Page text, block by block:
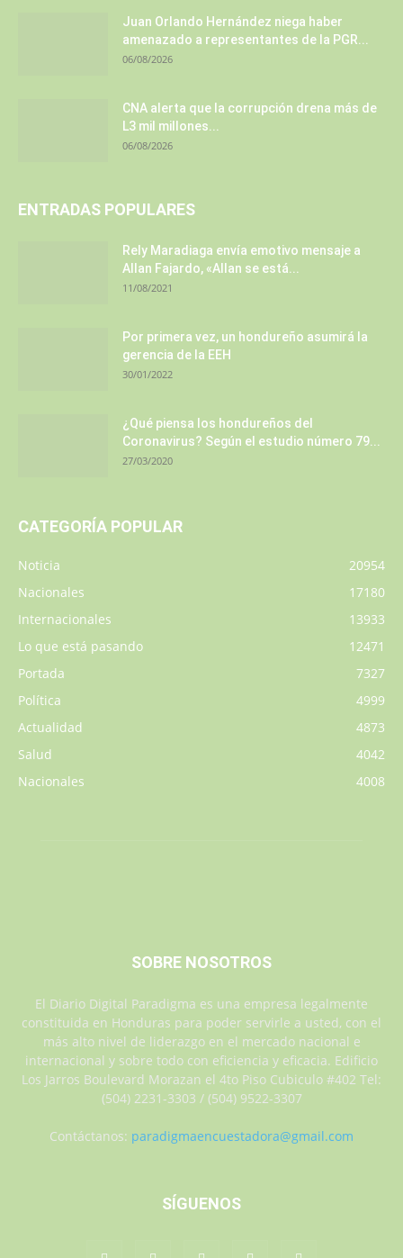
Juan Orlando Hernández niega haber
amenazado a representantes de la PGR...
06/08/2026
CNA alerta que la corrupción drena más de
L3 mil millones...
06/08/2026
ENTRADAS POPULARES
Rely Maradiaga envía emotivo mensaje a
Allan Fajardo, «Allan se está...
11/08/2021
Por primera vez, un hondureño asumirá la
gerencia de la EEH
30/01/2022
¿Qué piensa los hondureños del
Coronavirus? Según el estudio número 79...
27/03/2020
CATEGORÍA POPULAR
Noticia
20954
Nacionales
17180
Internacionales
13933
Lo que está pasando
12471
Portada
7327
Política
4999
Actualidad
4873
Salud
4042
Nacionales
4008
SOBRE NOSOTROS
El Diario Digital Paradigma es una empresa legalmente
constituida en Honduras para poder servirle a usted, con el
más alto nivel de liderazgo en el mercado nacional e
internacional y sobre todo con eficiencia y eficacia. Edificio
Los Jarros Boulevard Morazan el 4to Piso Cubiculo #402 Tel:
(504) 2231-3303 / (504) 9522-3307
Contáctanos: paradigmaencuestadora@gmail.com
SÍGUENOS